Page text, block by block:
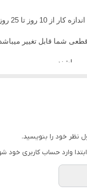
تا 25 روز زمان میبرد
شما قابل تغییر
میباشند
از پشتیبان های ما
نظر خود را بنویسید.
وارد حساب کاربری خود